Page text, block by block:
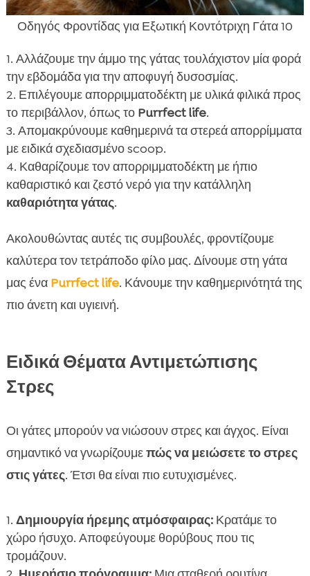
Οδηγός Φροντίδας για Εξωτική Κοντότριχη Γάτα 10
Αλλάζουμε την άμμο της γάτας τουλάχιστον μία φορά
την εβδομάδα για την αποφυγή δυσοσμίας.
Επιλέγουμε απορριμματοδέκτη με υλικά φιλικά προς
το περιβάλλον, όπως το Purrfect life.
Απομακρύνουμε καθημερινά τα στερεά απορρίμματα
με ειδικά σχεδιασμένο scoop.
Καθαρίζουμε τον απορριμματοδέκτη με ήπιο
καθαριστικό και ζεστό νερό για την κατάλληλη
καθαριότητα γάτας.
Ακολουθώντας αυτές τις συμβουλές, φροντίζουμε
καλύτερα τον τετράποδο φίλο μας. Δίνουμε στη γάτα
μας ένα Purrfect life. Κάνουμε την καθημερινότητά της
πιο άνετη και υγιεινή.
Ειδικά Θέματα Αντιμετώπισης
Στρες
Οι γάτες μπορούν να νιώσουν στρες και άγχος. Είναι
σημαντικό να γνωρίζουμεπώς να μειώσετε το στρες
στις γάτες. Έτσι θα είναι πιο ευτυχισμένες.
Δημιουργία ήρεμης ατμόσφαιρας:Κρατάμε το
χώρο ήσυχο. Αποφεύγουμε θορύβους που τις
τρομάζουν.